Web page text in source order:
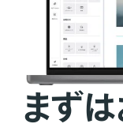
まず